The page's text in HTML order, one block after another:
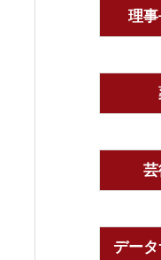
理
デー